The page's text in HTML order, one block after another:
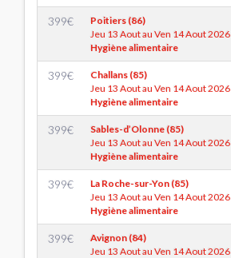
399€
Poitiers (86)
Jeu 13 Aout au Ven 14 Aout 2026
Hygiène alimentaire
399€
Challans (85)
Jeu 13 Aout au Ven 14 Aout 2026
Hygiène alimentaire
399€
Sables-d’Olonne (85)
Jeu 13 Aout au Ven 14 Aout 2026
Hygiène alimentaire
399€
La Roche-sur-Yon (85)
Jeu 13 Aout au Ven 14 Aout 2026
Hygiène alimentaire
399€
Avignon (84)
Jeu 13 Aout au Ven 14 Aout 2026